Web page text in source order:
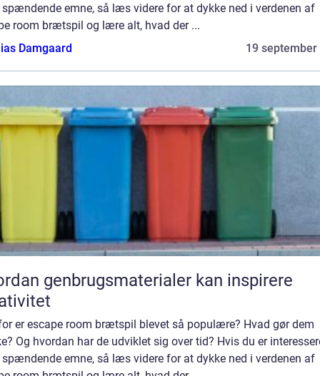
spændende emne, så læs videre for at dykke ned i verdenen af
room brætspil og lære alt, hvad der ...
Damgaard
19 september
genbrugsmaterialer kan inspirere
er escape room brætspil blevet så populære? Hvad gør dem
Og hvordan har de udviklet sig over tid? Hvis du er
spændende emne, så læs videre for at dykke ned i verdenen af